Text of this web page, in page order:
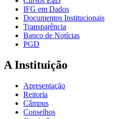
IFG em Dados
Documentos Institucionais
Transparência
Banco de Notícias
PGD
A Instituição
Apresentação
Reitoria
Câmpus
Conselhos